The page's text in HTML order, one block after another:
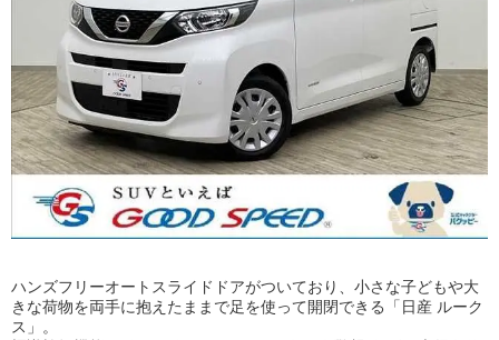
ハンズフリーオートスライドドアがついており、小さな子どもや大
きな荷物を両手に抱えたままで足を使って開閉できる「日産 ルーク
ス」。